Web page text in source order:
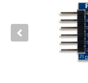
Previous